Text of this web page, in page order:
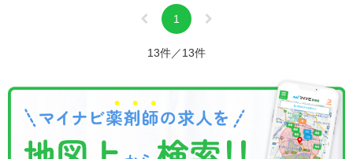
1
13件／13件